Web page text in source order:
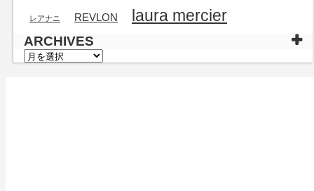
レアナニ REVLON laura mercier
ARCHIVES
ARCHIVES